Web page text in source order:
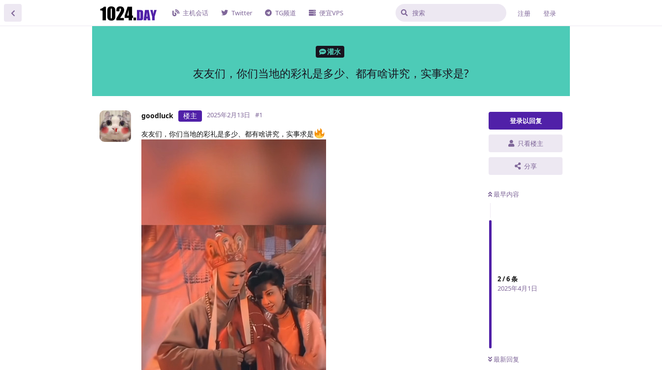
主机会话 Twitter TG频道 便宜VPS 注册 登录
灌水
友友们，你们当地的彩礼是多少、都有啥讲究，实事求是?
登录以回复
只看楼主
分享
最早内容
2/6条
2025年4月1日
最新回复
goodluck 楼主 2025年2月13日 #1
友友们，你们当地的彩礼是多少、都有啥讲究，实事求是